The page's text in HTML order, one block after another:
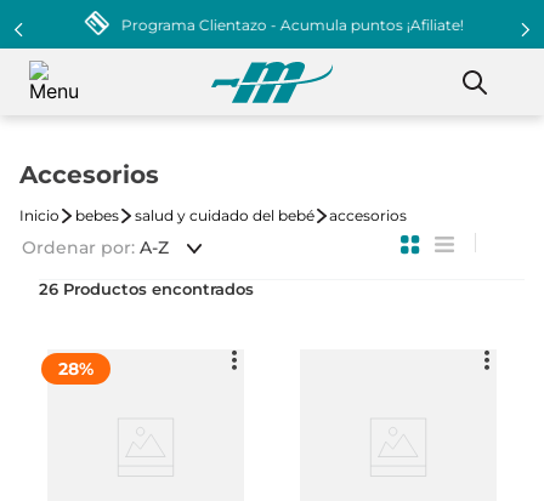
Programa Clientazo - Acumula puntos ¡Afiliate!
Accesorios
bebes salud y cuidado del bebé accesorios
Ordenar por A-Z
26
28%